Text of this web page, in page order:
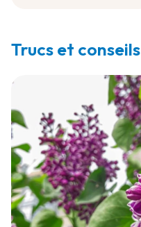
Trucs et conseils